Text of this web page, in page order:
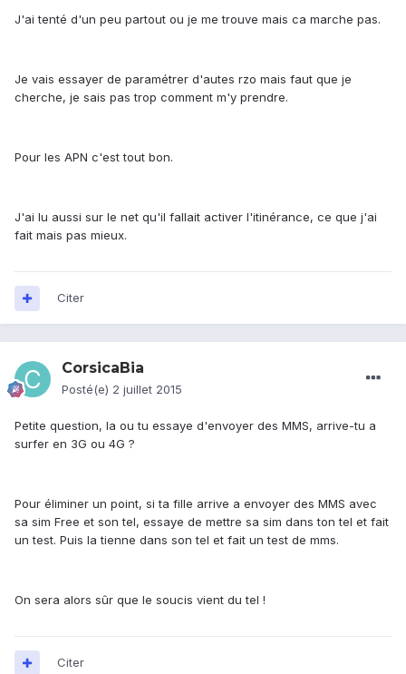
J'ai tenté d'un peu partout ou je me trouve mais ca marche pas.
Je vais essayer de paramétrer d'autes rzo mais faut que je
cherche, je sais pas trop comment m'y prendre.
Pour les APN c'est tout bon.
J'ai lu aussi sur le net qu'il fallait activer l'itinérance, ce que j'ai
fait mais pas mieux.
Citer
CorsicaBia
Posté(e) 2 juillet 2015
Petite question, la ou tu essaye d'envoyer des MMS, arrive-tu a
surfer en 3G ou 4G ?
Pour éliminer un point, si ta fille arrive a envoyer des MMS avec
sa sim Free et son tel, essaye de mettre sa sim dans ton tel et fait
un test. Puis la tienne dans son tel et fait un test de mms.
On sera alors sûr que le soucis vient du tel !
Citer